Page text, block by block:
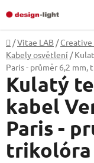
na
obsah
Domů
/Vitae LAB / Creative
Kabely osvětlení /
Paris - průměr 6,2 mm,
Kulatý
kabel
Paris -
trikolóra